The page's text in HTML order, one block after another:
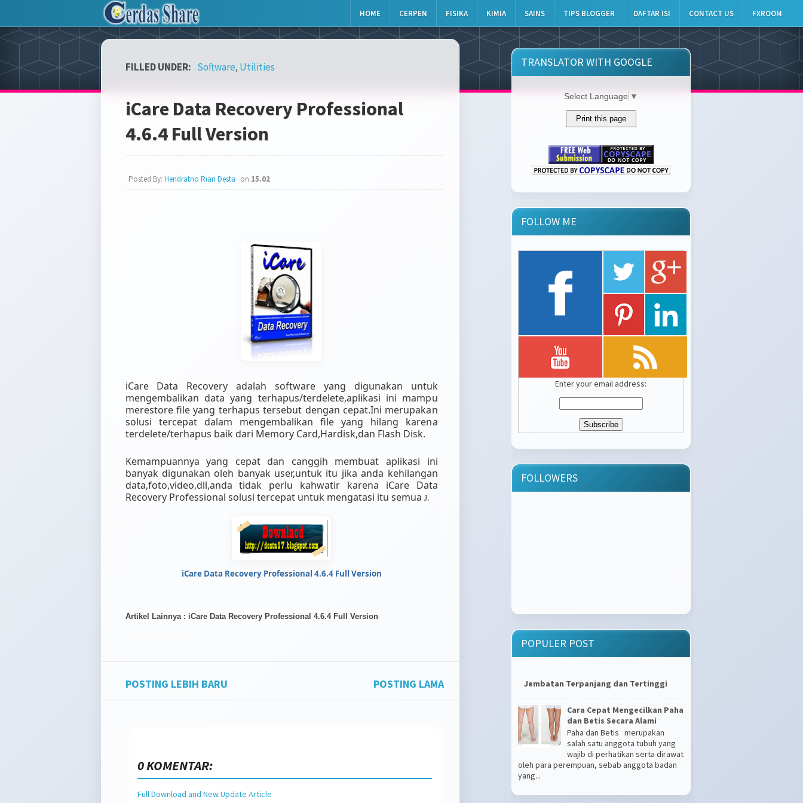
HOME CERPEN FISIKA KIMIA SAINS TIPS BLOGGER DAFTAR ISI CONTACT US FXROOM
FILLED UNDER: Software, Utilities
iCare Data Recovery Professional
4.6.4 Full Version
Posted By: Hendratno Rian Desta on 15.02
iCare Data Recovery adalah software yang digunakan untuk
mengembalikan data yang terhapus/terdelete,aplikasi ini mampu
merestore file yang terhapus tersebut dengan cepat.Ini merupakan
solusi tercepat dalam mengembalikan file yang hilang karena
terdelete/terhapus baik dari Memory Card,Hardisk,dan Flash Disk.
Kemampuannya yang cepat dan canggih membuat aplikasi ini
banyak digunakan oleh banyak user,untuk itu jika anda kehilangan
data,foto,video,dll,anda tidak perlu kahwatir karena iCare Data
Recovery Professional solusi tercepat untuk mengatasi itu semua J.
iCare Data Recovery Professional 4.6.4 Full Version
Artikel Lainnya : iCare Data Recovery Professional 4.6.4 Full Version
POSTING LEBIH BARU POSTING LAMA
0 KOMENTAR:
Full Download and New Update Article
TRANSLATOR WITH GOOGLE
Select Language ▼
FOLLOW ME
Enter your email address:
FOLLOWERS
POPULER POST
Jembatan Terpanjang dan Tertinggi
Cara Cepat Mengecilkan Paha
dan Betis Secara Alami
Paha dan Betis merupakan
salah satu anggota tubuh yang
wajib di perhatikan serta dirawat
oleh para perempuan, sebab anggota badan
yang...
Apakah Kamu Tipe Gampang